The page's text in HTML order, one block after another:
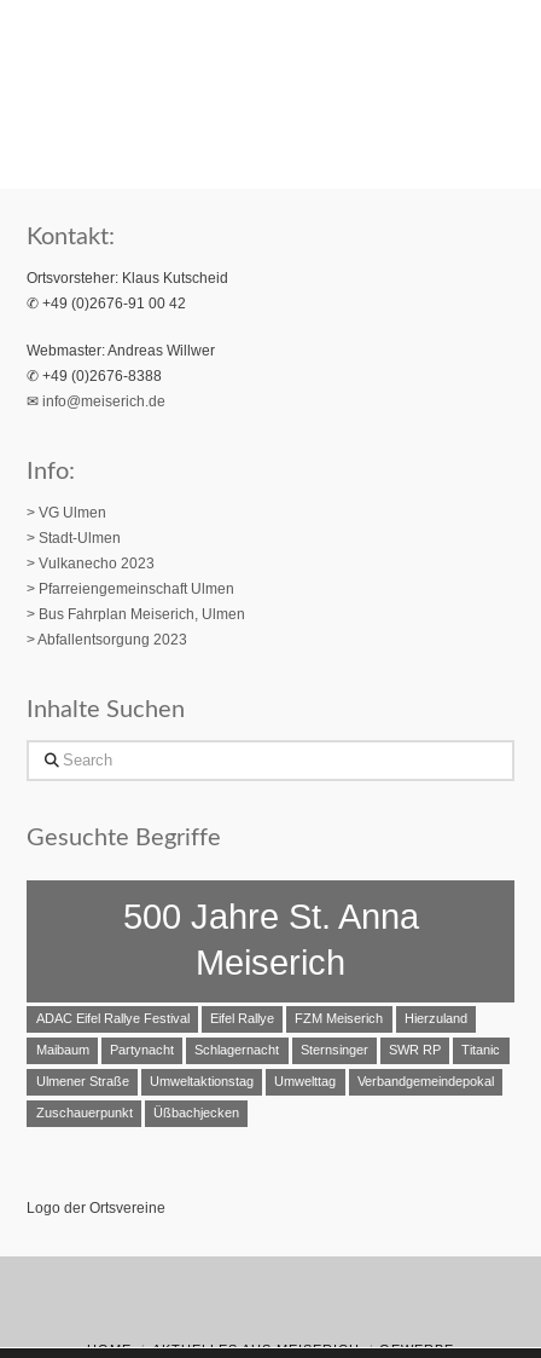
Kontakt:
Ortsvorsteher: Klaus Kutscheid
✆ +49 (0)2676-91 00 42
Webmaster: Andreas Willwer
✆ +49 (0)2676-8388
✉info@meiserich.de
Info:
> VG Ulmen
> Stadt-Ulmen
> Vulkanecho 2023
> Pfarreiengemeinschaft Ulmen
> Bus Fahrplan Meiserich, Ulmen
> Abfallentsorgung 2023
Inhalte Suchen
Search
Gesuchte Begriffe
500 Jahre St. Anna
Meiserich
ADAC Eifel Rallye Festival Eifel Rallye FZM Meiserich Hierzuland
Maibaum Partynacht Schlagernacht Sternsinger SWR RP Titanic
Ulmener Straße Umweltaktionstag Umwelttag Verbandgemeindepokal
Zuschauerpunkt Üßbachjecken
Logo der Ortsvereine
HOME AKTUELLES AUS MEISERICH GEWERBE